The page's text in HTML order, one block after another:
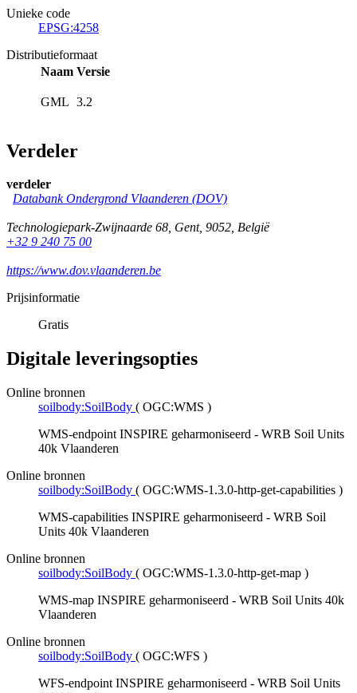
Unieke code
EPSG:4258
Distributieformaat
Naam Versie
GML 3.2
Verdeler
verdeler
Databank Ondergrond Vlaanderen (DOV)
Technologiepark-Zwijnaarde 68, Gent, 9052, België
+32 9 240 75 00
https://www.dov.vlaanderen.be
Prijsinformatie
Gratis
Digitale leveringsopties
Online bronnen
soilbody:SoilBody ( OGC:WMS )
WMS-endpoint INSPIRE geharmoniseerd - WRB Soil Units
40k Vlaanderen
Online bronnen
soilbody:SoilBody ( OGC:WMS-1.3.0-http-get-capabilities )
WMS-capabilities INSPIRE geharmoniseerd - WRB Soil
Units 40k Vlaanderen
Online bronnen
soilbody:SoilBody ( OGC:WMS-1.3.0-http-get-map )
WMS-map INSPIRE geharmoniseerd - WRB Soil Units 40k
Vlaanderen
Online bronnen
soilbody:SoilBody ( OGC:WFS )
WFS-endpoint INSPIRE geharmoniseerd - WRB Soil Units